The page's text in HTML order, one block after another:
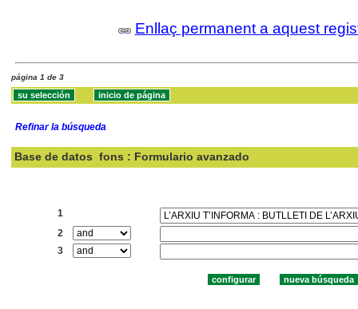
Enllaç permanent a aquest
página 1 de 3
Refinar la búsqueda
Base de datos fons : Formulario avanzado
1
2
3